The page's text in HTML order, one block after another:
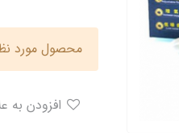
محصول مورد